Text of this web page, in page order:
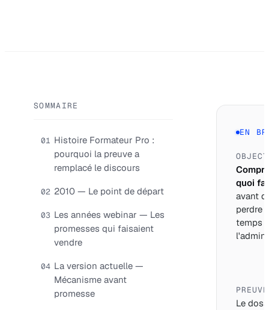
SOMMAIRE
01 Histoire Formateur Pro :
pourquoi la preuve a
remplacé le discours
02 2010 — Le point de départ
03 Les années webinar — Les
promesses qui faisaient
vendre
04 La version actuelle —
Mécanisme avant
promesse
EN
quoi
avant
perdre
temps
PREUVE
Le